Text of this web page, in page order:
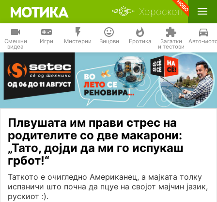
Хороскоп
Смешни
видеа
Игри Мистерии Вицови Еротика Загатки
и тестови
Авто-
Плвушата им прави стрес на
родителите со две макарони:
„Тато, дојди да ми го испукаш
грбот!“
Таткото е очигледно Американец, а мајката толку
испаничи што почна да пцуе на својот мајчин јазик,
рускиот :).